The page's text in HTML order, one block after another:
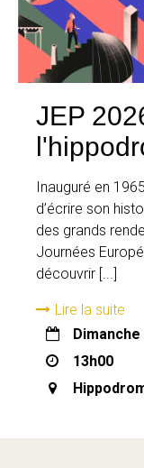
JEP
Inauguré en
d’écrire son
des grands
Journées
découvrir [...]
Lire la suite
13h00